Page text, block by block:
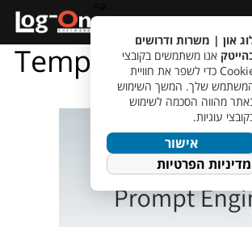
TempletJobsWeb
06-
און | משרות ודרושים
אנו משתמשים בקובצי
Cookie כדי לשפר את חוויית
שלך. המשך השימוש
מהווה הסכמה לשימוש
עוגיות.
אישור
מדיניות הפרטיות